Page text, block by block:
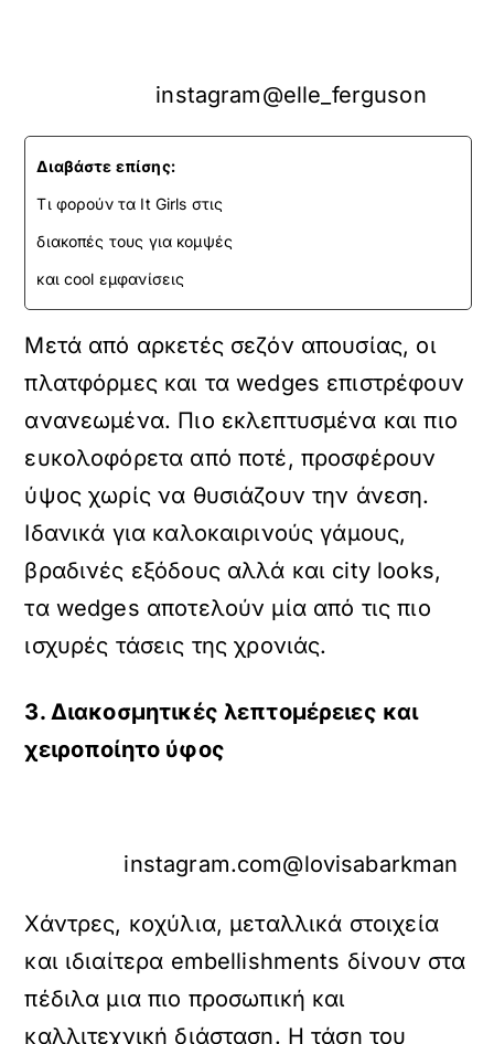
instagram@elle_ferguson
Διαβάστε επίσης:
Τι φορούν τα It Girls στις
διακοπές τους για κομψές
και cool εμφανίσεις
Μετά από αρκετές σεζόν απουσίας, οι
πλατφόρμες και τα wedges επιστρέφουν
ανανεωμένα. Πιο εκλεπτυσμένα και πιο
ευκολοφόρετα από ποτέ, προσφέρουν
ύψος χωρίς να θυσιάζουν την άνεση.
Ιδανικά για καλοκαιρινούς γάμους,
βραδινές εξόδους αλλά και city looks,
τα wedges αποτελούν μία από τις πιο
ισχυρές τάσεις της χρονιάς.
3. Διακοσμητικές λεπτομέρειες και
χειροποίητο ύφος
instagram.com@lovisabarkman
Χάντρες, κοχύλια, μεταλλικά στοιχεία
και ιδιαίτερα embellishments δίνουν στα
πέδιλα μια πιο προσωπική και
καλλιτεχνική διάσταση. Η τάση του